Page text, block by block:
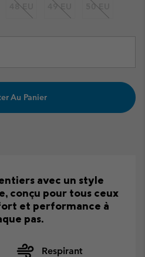
48 EU 49 EU 50 EU
Au Panier
avec un style
conçu pour tous ceux
et performance à
pas.
Respirant